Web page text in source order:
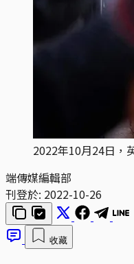
2022年10月24日，
端傳媒編輯部
刊登於: 2022-10-26
收藏